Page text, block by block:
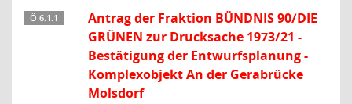
Ö 6.1.1
Antrag der Fraktion BÜNDNIS 90/DIE
GRÜNEN zur Drucksache 1973/21 -
Bestätigung der Entwurfsplanung -
Komplexobjekt An der Gerabrücke
Molsdorf